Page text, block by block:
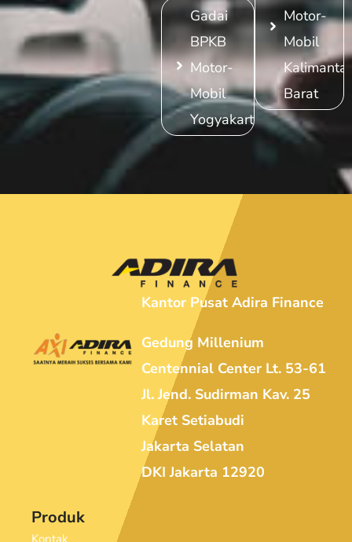
Gadai
BPKB
Motor-
Mobil
Yogyakarta
Motor-
Mobil
Barat
Kantor Pusat Adira Finance
Gedung Millenium
Centennial Center Lt. 53-61
Jl. Jend. Sudirman Kav. 25
Karet Setiabudi
Jakarta Selatan
DKI Jakarta 12920
Produk